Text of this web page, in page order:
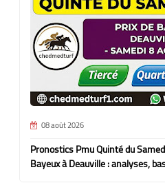
08 août 2026
Pronostics Pmu Quinté du
Bayeux à Deauville : analyses,